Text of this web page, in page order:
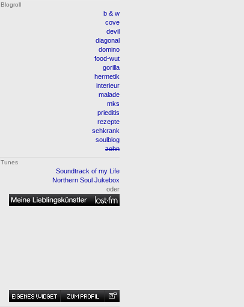
Blogroll
b & w
cove
devil
diagonal
domino
food-wut
gorilla
hermetik
interieur
malade
mks
prieditis
rezepte
sehkrank
soulblog
zehn
Tunes
Soundtrack of my Life
Northern Soul Jukebox
oder